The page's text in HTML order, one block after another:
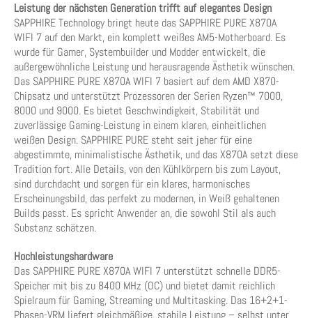
Leistung der nächsten Generation trifft auf elegantes Design
SAPPHIRE Technology bringt heute das SAPPHIRE PURE X870A
WIFI 7 auf den Markt, ein komplett weißes AM5-Motherboard. Es
wurde für Gamer, Systembuilder und Modder entwickelt, die
außergewöhnliche Leistung und herausragende Ästhetik wünschen.
Das SAPPHIRE PURE X870A WIFI 7 basiert auf dem AMD X870-
Chipsatz und unterstützt Prozessoren der Serien Ryzen™ 7000,
8000 und 9000. Es bietet Geschwindigkeit, Stabilität und
zuverlässige Gaming-Leistung in einem klaren, einheitlichen
weißen Design. SAPPHIRE PURE steht seit jeher für eine
abgestimmte, minimalistische Ästhetik, und das X870A setzt diese
Tradition fort. Alle Details, von den Kühlkörpern bis zum Layout,
sind durchdacht und sorgen für ein klares, harmonisches
Erscheinungsbild, das perfekt zu modernen, in Weiß gehaltenen
Builds passt. Es spricht Anwender an, die sowohl Stil als auch
Substanz schätzen.
Hochleistungshardware
Das SAPPHIRE PURE X870A WIFI 7 unterstützt schnelle DDR5-
Speicher mit bis zu 8400 MHz (OC) und bietet damit reichlich
Spielraum für Gaming, Streaming und Multitasking. Das 16+2+1-
Phasen-VRM liefert gleichmäßige, stabile Leistung – selbst unter